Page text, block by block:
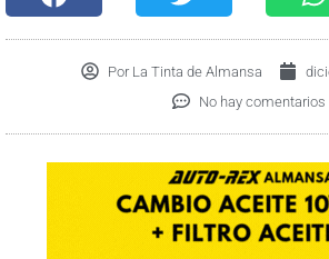
PorLa Tinta de Almansa
No hay comentarios